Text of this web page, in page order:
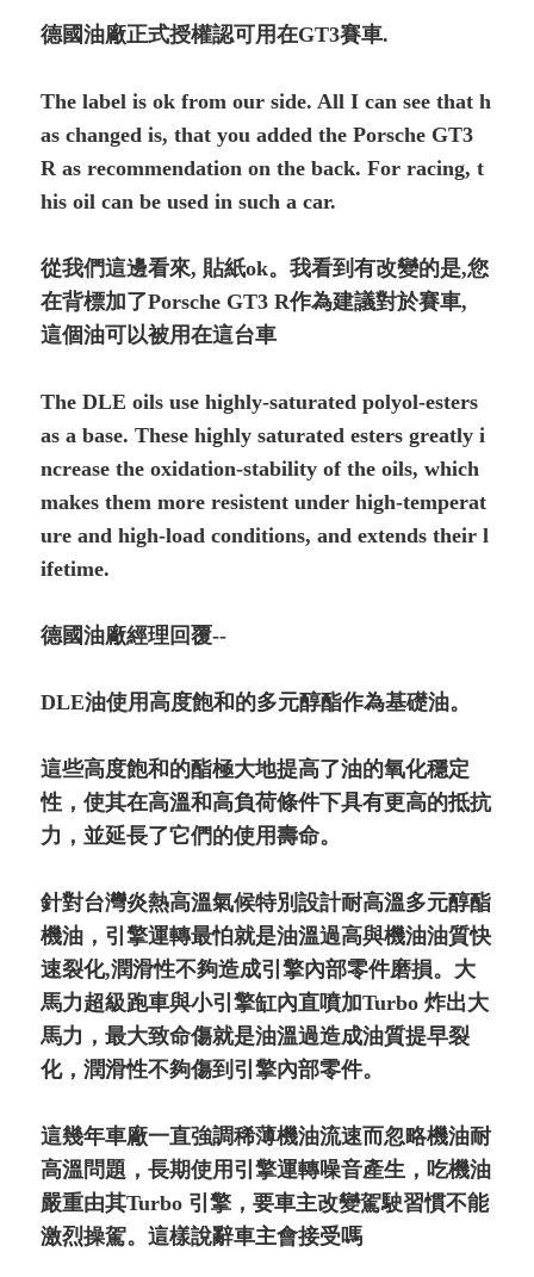
德國油廠正式授權認可用在GT3賽車.
The label is ok from our side. All I can see that h
as changed is, that you added the Porsche GT3
R as recommendation on the back. For racing, t
his oil can be used in such a car.
從我們這邊看來, 貼紙ok。我看到有改變的是,您
在背標加了Porsche GT3 R作為建議對於賽車,
這個油可以被用在這台車
The DLE oils use highly-saturated polyol-esters
as a base. These highly saturated esters greatly i
ncrease the oxidation-stability of the oils, which
makes them more resistent under high-temperat
ure and high-load conditions, and extends their l
ifetime.
德國油廠經理回覆--
DLE油使用高度飽和的多元醇酯作為基礎油。
這些高度飽和的酯極大地提高了油的氧化穩定
性，使其在高溫和高負荷條件下具有更高的抵抗
力，並延長了它們的使用壽命。
針對台灣炎熱高溫氣候特別設計耐高溫多元醇酯
機油，引擎運轉最怕就是油溫過高與機油油質快
速裂化,潤滑性不夠造成引擎內部零件磨損。大
馬力超級跑車與小引擎缸內直噴加Turbo 炸出大
馬力，最大致命傷就是油溫過造成油質提早裂
化，潤滑性不夠傷到引擎內部零件。
這幾年車廠一直強調稀薄機油流速而忽略機油耐
高溫問題，長期使用引擎運轉噪音產生，吃機油
嚴重由其Turbo 引擎，要車主改變駕駛習慣不能
激烈操駕。這樣說辭車主會接受嗎